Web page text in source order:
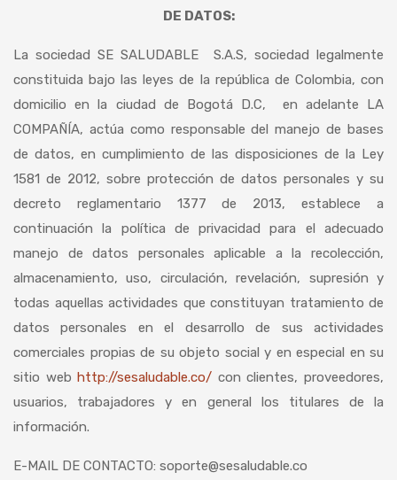
DE DATOS:
La sociedad SE SALUDABLE S.A.S, sociedad legalmente
constituida bajo las leyes de la república de Colombia, con
domicilio en la ciudad de Bogotá D.C, en adelante LA
COMPAÑÍA, actúa como responsable del manejo de bases
de datos, en cumplimiento de las disposiciones de la Ley
1581 de 2012, sobre protección de datos personales y su
decreto reglamentario 1377 de 2013, establece a
continuación la política de privacidad para el adecuado
manejo de datos personales aplicable a la recolección,
almacenamiento, uso, circulación, revelación, supresión y
todas aquellas actividades que constituyan tratamiento de
datos personales en el desarrollo de sus actividades
comerciales propias de su objeto social y en especial en su
sitio webhttp://sesaludable.co/ con clientes, proveedores,
usuarios, trabajadores y en general los titulares de la
información.
E-MAIL DE CONTACTO: soporte@sesaludable.co